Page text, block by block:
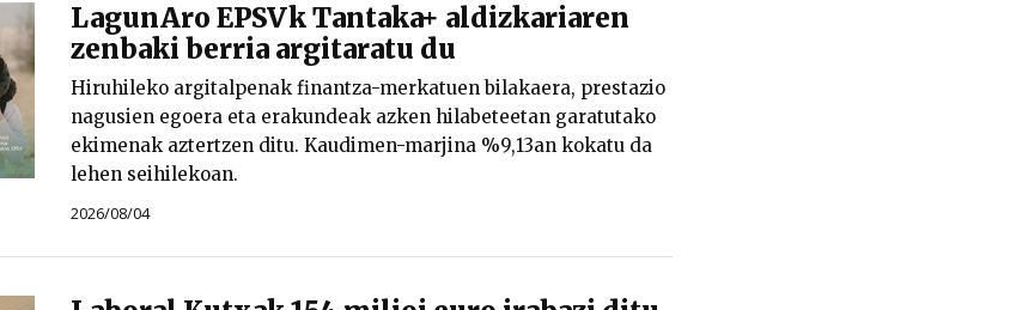
LagunAro EPSVk Tantaka+ aldizkariaren
zenbaki berria argitaratu du
Hiruhileko argitalpenak finantza-merkatuen bilakaera, prestazio
nagusien egoera eta erakundeak azken hilabeteetan garatutako
ekimenak aztertzen ditu. Kaudimen-marjina %9,13an kokatu da
lehen seihilekoan.
2026/08/04